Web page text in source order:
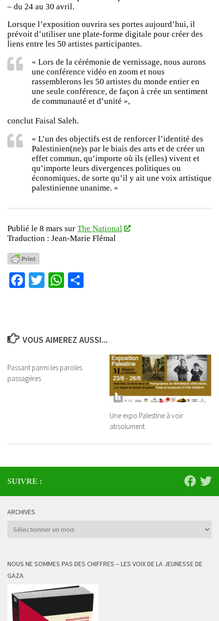
– du 24 au 30 avril.
Lorsque l’exposition ouvrira ses portes aujourd’hui, il
prévoit d’utiliser une plate-forme digitale pour créer des
liens entre les 50 artistes participantes.
« Lors de la cérémonie de vernissage, nous aurons
une conférence vidéo en zoom et nous
rassemblerons les 50 artistes du monde entier en
une seule conférence, de façon à crée un sentiment
de communauté et d’unité »,
conclut Faisal Saleh.
« L’un des objectifs est de renforcer l’identité des
Palestinien(ne)s par le biais des arts et de créer un
effet commun, qu’importe où ils (elles) vivent et
qu’importe leurs divergences politiques ou
économiques, de sorte qu’il y ait une voix artistique
palestinienne unanime. »
Publié le 8 mars sur The National
Traduction : Jean-Marie Flémal
Facebook
TwitterWhatsApp
VOUS AIMEREZ AUSSI...
Passant parmi les paroles
passagères
Une expo Palestine à voir
absolument
SUIVRE :
ARCHIVES
Archives
NOUS NE SOMMES PAS DES CHIFFRES – LES VOIX DE LA JEUNESSE DE
GAZA